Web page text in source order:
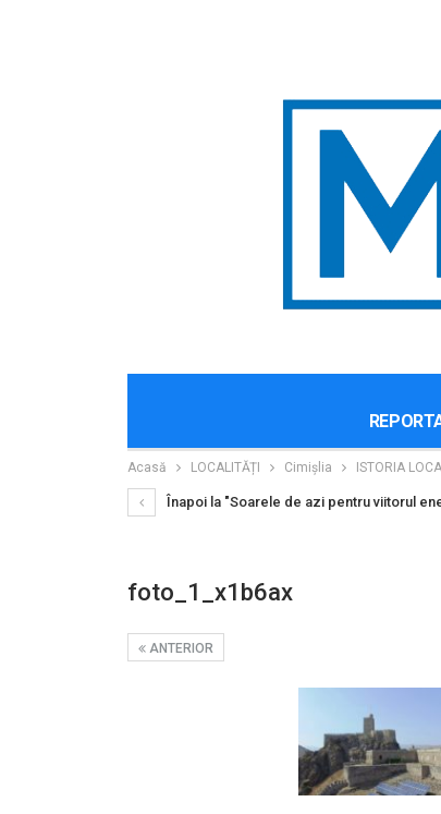
Acasă LOCALITĂȚI Cimișlia ISTORIA
Înapoi la "Soarele de azi pentru viitorul
foto_1_x1b6ax
ANTERIOR